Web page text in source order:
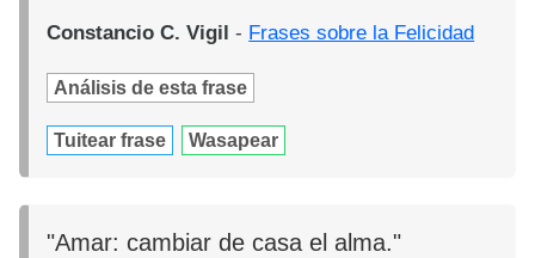
Constancio C. Vigil - Frases sobre la Felicidad
Análisis de esta frase
Tuitear frase Wasapear
"Amar: cambiar de casa el alma."